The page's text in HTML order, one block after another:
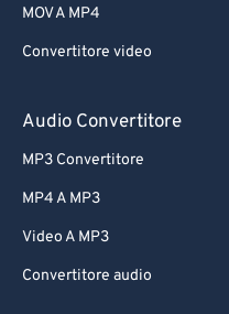
MOV A MP4
Convertitore video
Audio Convertitore
MP3 Convertitore
MP4 A MP3
Video A MP3
Convertitore audio